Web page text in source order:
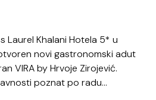
Laurel Khalani Hotela 5* u
novi gastronomski adut
VIRA by Hrvoje Zirojević.
poznat po radu...